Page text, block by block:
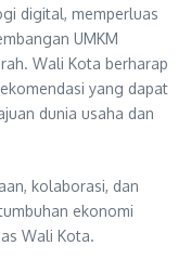
digital, memperluas
UMKM
Wali Kota berharap
yang dapat
dunia usaha dan
kolaborasi, dan
ekonomi
Wali Kota.